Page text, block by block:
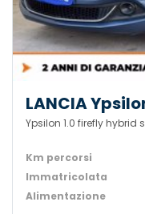
LANCIA
Ypsilon 1.0 firefly hybrid
Km percorsi
Immatricolata
Alimentazione